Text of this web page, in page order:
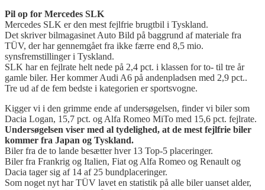
Pil op for Mercedes SLK
Mercedes SLK er den mest fejlfrie brugtbil i Tyskland.
Det skriver bilmagasinet Auto Bild på baggrund af materiale fra
TÜV, der har gennemgået fra ikke færre end 8,5 mio.
synsfremstillinger i Tyskland.
SLK har en fejlrate helt nede på 2,4 pct. i klassen for to- til tre år
gamle biler. Her kommer Audi A6 på andenpladsen med 2,9 pct..
Tre ud af de fem bedste i kategorien er sportsvogne.
Kigger vi i den grimme ende af undersøgelsen, finder vi biler som
Dacia Logan, 15,7 pct. og Alfa Romeo MiTo med 15,6 pct. fejlrate.
Undersøgelsen viser med al tydelighed, at de mest fejlfrie biler
kommer fra Japan og Tyskland.
Biler fra de to lande besætter hver 13 Top-5 placeringer.
Biler fra Frankrig og Italien, Fiat og Alfa Romeo og Renault og
Dacia tager sig af 14 af 25 bundplaceringer.
Som noget nyt har TÜV lavet en statistik på alle biler uanset alder,